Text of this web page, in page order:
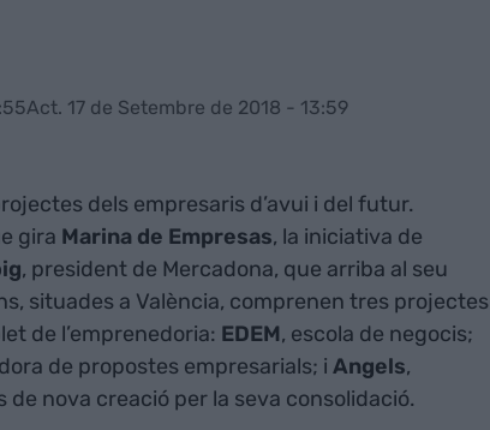
Act. 17 de Setembre de 2018 - 13:59
dels empresaris d’avui i del futur.
gira Marina de Empresas, la iniciativa de
, president de Mercadona, que arriba al seu
situades a València, comprenen tres projectes
de l’emprenedoria: EDEM, escola de negocis;
de propostes empresarials; i Angels,
nova creació per la seva consolidació.